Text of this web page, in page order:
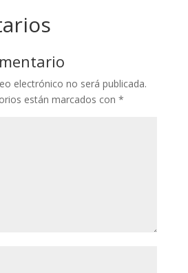
electrónico no será publicada.
están marcados con *